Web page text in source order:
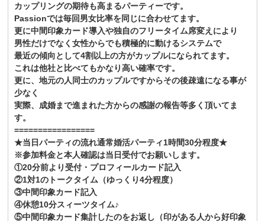
カップリングの期待も高まるパーティーです。
Passionでは毎回男女比率を同じに合わせてます。
更に中間印象カード導入や独自のフリータイム席変えにより
男性だけでなく女性からでも積極的に動けるシステムで
最近の傾向として4割以上の方がカップルになられてます。
これは他社と比べてもかなり高い確率です。
更に、地元の人同士のカップルですからその後疎遠になる事が
少なく
実際、成婚まで進まれた方からの感謝の報告等多く頂いてま
す。
=================
★当日パーティの流れ通常婚活パーティ1時間30分程度★
※参加料金と本人確認は当日受付でお願いします。
①20分前より受付・プロフィールカード記入
②1対1のトークタイム（ゆっくり4分程度）
③中間印象カード記入
④休憩10分スィーツタイム♪
⑤中間印象カード集計したのをお返し（印がある人から好印象